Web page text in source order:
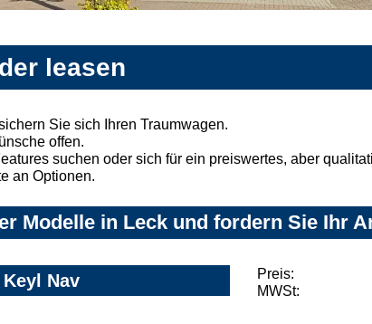
leasen
Sie sich Ihren Traumwagen.
offen.
suchen oder sich für ein preiswertes, aber
an Optionen.
Modelle in Leck und fordern Sie Ihr
Nav Preis:
MWSt: